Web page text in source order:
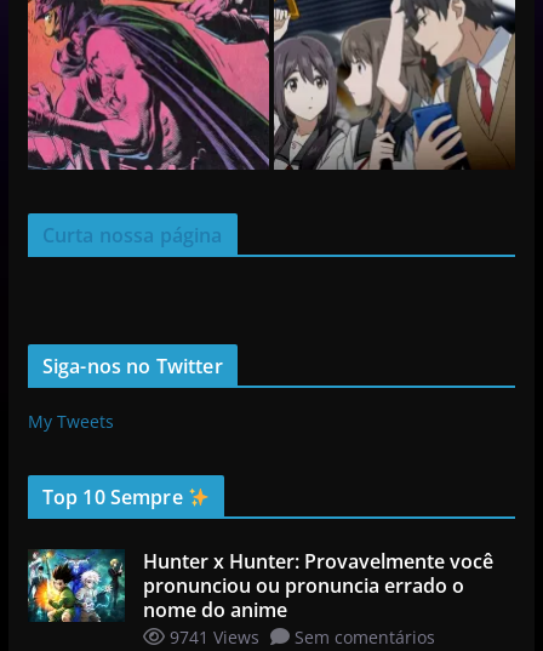
Curta nossa página
Siga-nos no Twitter
My Tweets
Top 10 Sempre
Hunter x Hunter: Provavelmente você
pronunciou ou pronuncia errado o
nome do anime
9741 Views Sem comentários